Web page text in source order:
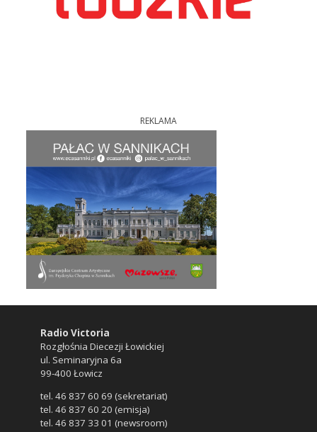
REKLAMA
Radio Victoria
Rozgłośnia Diecezji Łowickiej
ul. Seminaryjna 6a
99-400 Łowicz
tel. 46 837 60 69 (sekretariat)
tel. 46 837 60 20 (emisja)
tel. 46 837 33 01 (newsroom)